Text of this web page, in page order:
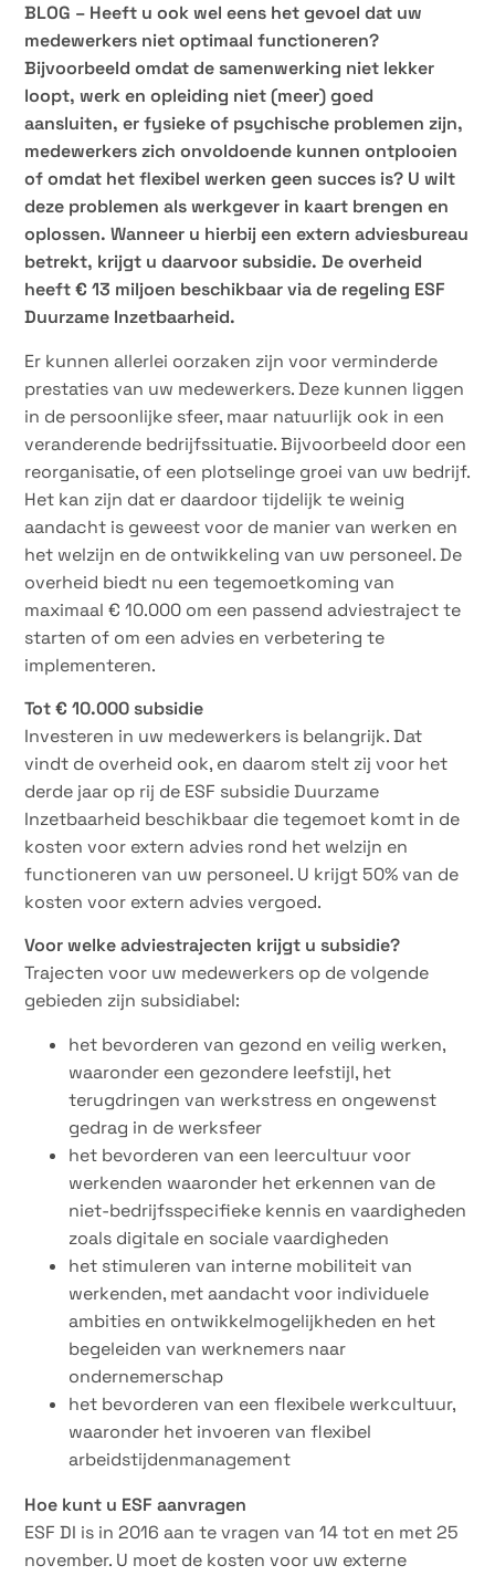
BLOG – Heeft u ook wel eens het gevoel dat uw
medewerkers niet optimaal functioneren?
Bijvoorbeeld omdat de samenwerking niet lekker
loopt, werk en opleiding niet (meer) goed
aansluiten, er fysieke of psychische problemen zijn,
medewerkers zich onvoldoende kunnen ontplooien
of omdat het flexibel werken geen succes is? U wilt
deze problemen als werkgever in kaart brengen en
oplossen. Wanneer u hierbij een extern adviesbureau
betrekt, krijgt u daarvoor subsidie. De overheid
heeft € 13 miljoen beschikbaar via de regeling ESF
Duurzame Inzetbaarheid.
Er kunnen allerlei oorzaken zijn voor verminderde
prestaties van uw medewerkers. Deze kunnen liggen
in de persoonlijke sfeer, maar natuurlijk ook in een
veranderende bedrijfssituatie. Bijvoorbeeld door een
reorganisatie, of een plotselinge groei van uw bedrijf.
Het kan zijn dat er daardoor tijdelijk te weinig
aandacht is geweest voor de manier van werken en
het welzijn en de ontwikkeling van uw personeel. De
overheid biedt nu een tegemoetkoming van
maximaal € 10.000 om een passend adviestraject te
starten of om een advies en verbetering te
implementeren.
Tot € 10.000 subsidie
Investeren in uw medewerkers is belangrijk. Dat
vindt de overheid ook, en daarom stelt zij voor het
derde jaar op rij de ESF subsidie Duurzame
Inzetbaarheid beschikbaar die tegemoet komt in de
kosten voor extern advies rond het welzijn en
functioneren van uw personeel. U krijgt 50% van de
kosten voor extern advies vergoed.
Voor welke adviestrajecten krijgt u subsidie?
Trajecten voor uw medewerkers op de volgende
gebieden zijn subsidiabel:
het bevorderen van gezond en veilig werken,
waaronder een gezondere leefstijl, het
terugdringen van werkstress en ongewenst
gedrag in de werksfeer
het bevorderen van een leercultuur voor
werkenden waaronder het erkennen van de
niet-bedrijfsspecifieke kennis en vaardigheden
zoals digitale en sociale vaardigheden
het stimuleren van interne mobiliteit van
werkenden, met aandacht voor individuele
ambities en ontwikkelmogelijkheden en het
begeleiden van werknemers naar
ondernemerschap
het bevorderen van een flexibele werkcultuur,
waaronder het invoeren van flexibel
arbeidstijdenmanagement
Hoe kunt u ESF aanvragen
ESF DI is in 2016 aan te vragen van 14 tot en met 25
november. U moet de kosten voor uw externe